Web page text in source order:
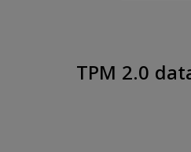
TPM 2.0